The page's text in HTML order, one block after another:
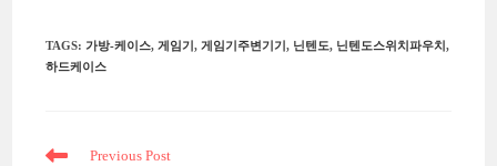
TAGS:가방-케이스, 게임기, 게임기주변기기, 닌텐도, 닌텐도스위치파우치,
하드케이스
Read
Previous Post